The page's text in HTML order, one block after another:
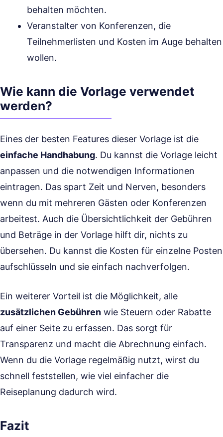
behalten möchten.
Veranstalter von Konferenzen, die
Teilnehmerlisten und Kosten im Auge behalten
wollen.
Wie kann die Vorlage verwendet
werden?
Eines der besten Features dieser Vorlage ist die
einfache Handhabung. Du kannst die Vorlage leicht
anpassen und die notwendigen Informationen
eintragen. Das spart Zeit und Nerven, besonders
wenn du mit mehreren Gästen oder Konferenzen
arbeitest. Auch die Übersichtlichkeit der Gebühren
und Beträge in der Vorlage hilft dir, nichts zu
übersehen. Du kannst die Kosten für einzelne Posten
aufschlüsseln und sie einfach nachverfolgen.
Ein weiterer Vorteil ist die Möglichkeit, alle
zusätzlichen Gebühren wie Steuern oder Rabatte
auf einer Seite zu erfassen. Das sorgt für
Transparenz und macht die Abrechnung einfach.
Wenn du die Vorlage regelmäßig nutzt, wirst du
schnell feststellen, wie viel einfacher die
Reiseplanung dadurch wird.
Fazit